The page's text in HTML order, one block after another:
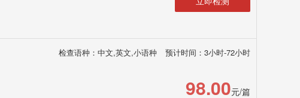
检查语种：中文,英文,小语种 预计时间：3小时-72小时
98.00元/篇